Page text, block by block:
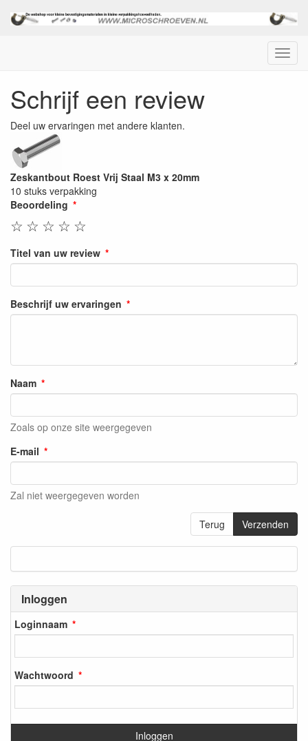
Menu
Inloggen
Loginnaam
Wachtwoord
Inloggen
Schrijf een review
Deel uw ervaringen met andere klanten.
Zeskantbout Roest Vrij Staal M3 x 20mm
10 stuks verpakking
Beoordeling
☆
☆
☆
☆
☆
Titel van uw review
Beschrijf uw ervaringen
Naam
Zoals op onze site weergegeven
E-mail
Zal niet weergegeven worden
Terug Verzenden